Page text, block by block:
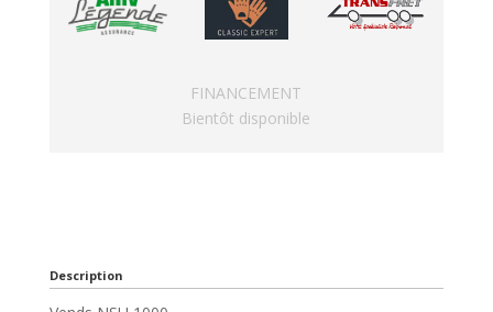
FINANCEMENT
Bientôt disponible
Description